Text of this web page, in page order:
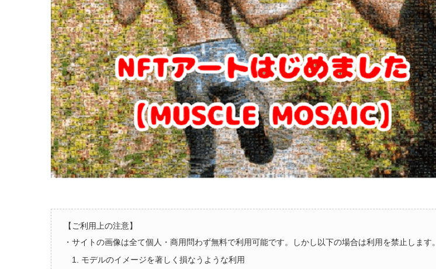
【ご利用上の注意】
・サイトの画像は全て個人・商用問わず無料で利用可能です。しかし以下の場合は利用を禁止します。
1. モデルのイメージを著しく損なうような利用